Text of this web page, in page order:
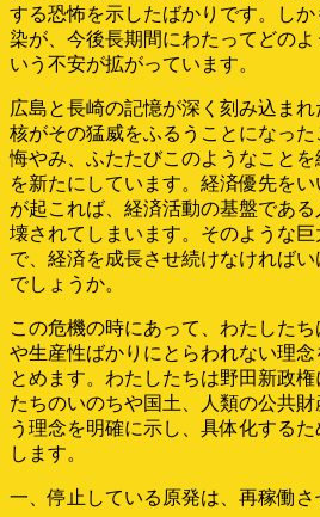
する恐怖を示したばかりです。し
染が、今後長期間にわたってどの
いう不安が拡がっています。
広島と長崎の記憶が深く刻み込ま
核がその猛威をふるうことになった
悔やみ、ふたたびこのようなこと
を新たにしています。経済優先を
が起これば、経済活動の基盤であ
壊されてしまいます。そのような巨
で、経済を成長させ続けなければ
でしょうか。
この危機の時にあって、わたした
や生産性ばかりにとらわれない理
とめます。わたしたちは野田新政
たちのいのちや国土、人類の公共
う理念を明確に示し、具体化する
します。
一、停止している原発は、再稼働さ